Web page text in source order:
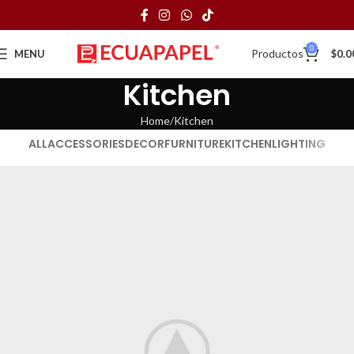
MENU Productos 0 $
Kitchen
Home Kitchen
ALLACCESSORIESDECORFURNITUREKITCHENLIGHTING